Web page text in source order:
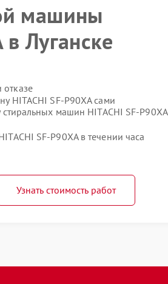
машины
в Луганске
HITACHI SF-P90XA сами
машин HITACHI SF-P90XA
SF-P90XA в течении часа
Узнать стоимость работ